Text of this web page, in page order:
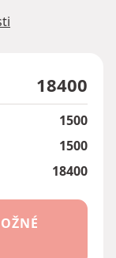
18400
1500
1500
18400